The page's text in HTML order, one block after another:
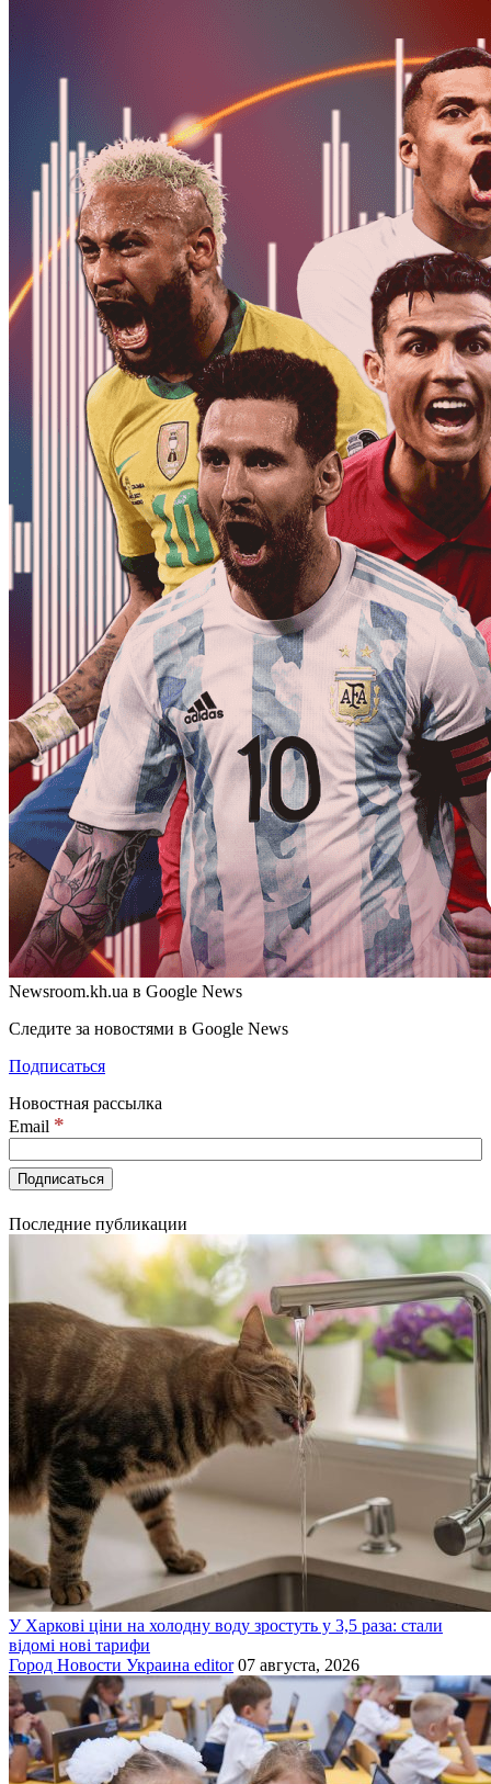
Newsroom.kh.ua в Google News
Следите за новостями в Google News
Подписаться
Новостная рассылка
Email *
Последние публикации
У Харкові ціни на холодну воду зростуть у 3,5 раза: стали
відомі нові тарифи
Город Новости Украина editor 07 августа, 2026